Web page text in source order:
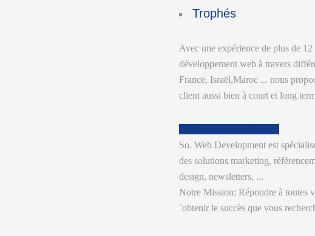
Trophés
Avec une expérience de plus de
développement web à travers
France, Israël,Maroc ... nous
client aussi bien à court et long
So. Web Development est
des solutions marketing,
design, newsletters, ...
Notre Mission: Répondre à toutes
´obtenir le succès que vous